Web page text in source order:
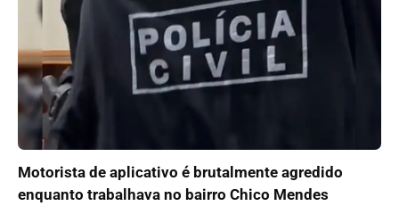
Motorista de aplicativo é brutalmente agredido
enquanto trabalhava no bairro Chico Mendes